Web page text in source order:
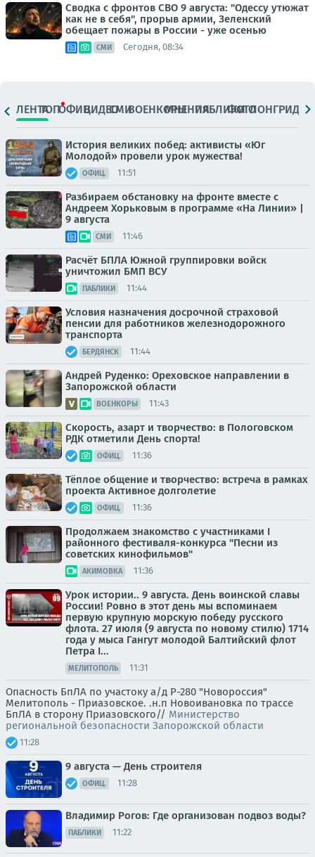
Сводка с фронтов СВО 9 августа: "Одессу утюжат
как не в себя", прорыв армии, Зеленский
обещает пожары в России - уже осенью
СМИ Сегодня, 08:34
ЛЕНТАТОПОФИЦ.ВИДЕОСМИВОЕНКОРЫМНЕНИЯПАБЛИКИ
ФОТОЛОНГРИДЫ
История великих побед: активисты «Юг
Молодой» провели урок мужества!
ОФИЦ. 11:51
Разбираем обстановку на фронте вместе с
Андреем Хорьковым в программе «На Линии» |
9 августа
СМИ 11:46
Расчёт БПЛА Южной группировки войск
уничтожил БМП ВСУ
ПАБЛИКИ 11:44
Условия назначения досрочной страховой
пенсии для работников железнодорожного
транспорта
БЕРДЯНСК 11:44
Андрей Руденко: Ореховское направлении в
Запорожской области
ВОЕНКОРЫ 11:43
Скорость, азарт и творчество: в Пологовском
РДК отметили День спорта!
ОФИЦ. 11:36
Тёплое общение и творчество: встреча в рамках
проекта Активное долголетие
ОФИЦ. 11:36
Продолжаем знакомство с участниками I
районного фестиваля-конкурса "Песни из
советских кинофильмов"
АКИМОВКА 11:36
Урок истории.. 9 августа. День воинской славы
России! Ровно в этот день мы вспоминаем
первую крупную морскую победу русского
флота. 27 июля (9 августа по новому стилю) 1714
года у мыса Гангут молодой Балтийский флот
Петра I...
МЕЛИТОПОЛЬ 11:31
Опасность БпЛА по участоку а/д Р-280 "Новороссия"
Мелитополь - Приазовское. .н.п Новоивановка по трассе
БпЛА в сторону Приазовского// Министерство
региональной безопасности Запорожской области
11:28
9 августа — День строителя
ОФИЦ. 11:28
Владимир Рогов: Где организован подвоз воды?
ПАБЛИКИ 11:22